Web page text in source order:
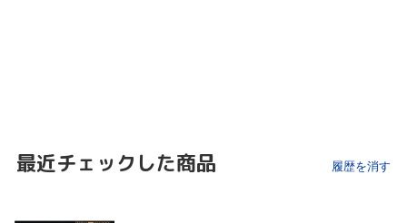
最近チェックした商品 履歴を消す